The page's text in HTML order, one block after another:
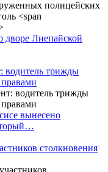
дворе Лиепайской
трижды
вынесено
столкновения